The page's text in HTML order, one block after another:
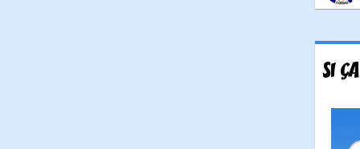
SI